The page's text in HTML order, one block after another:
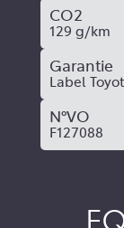
CO2
129 g/km
Garantie
Label
N°VO
F127088